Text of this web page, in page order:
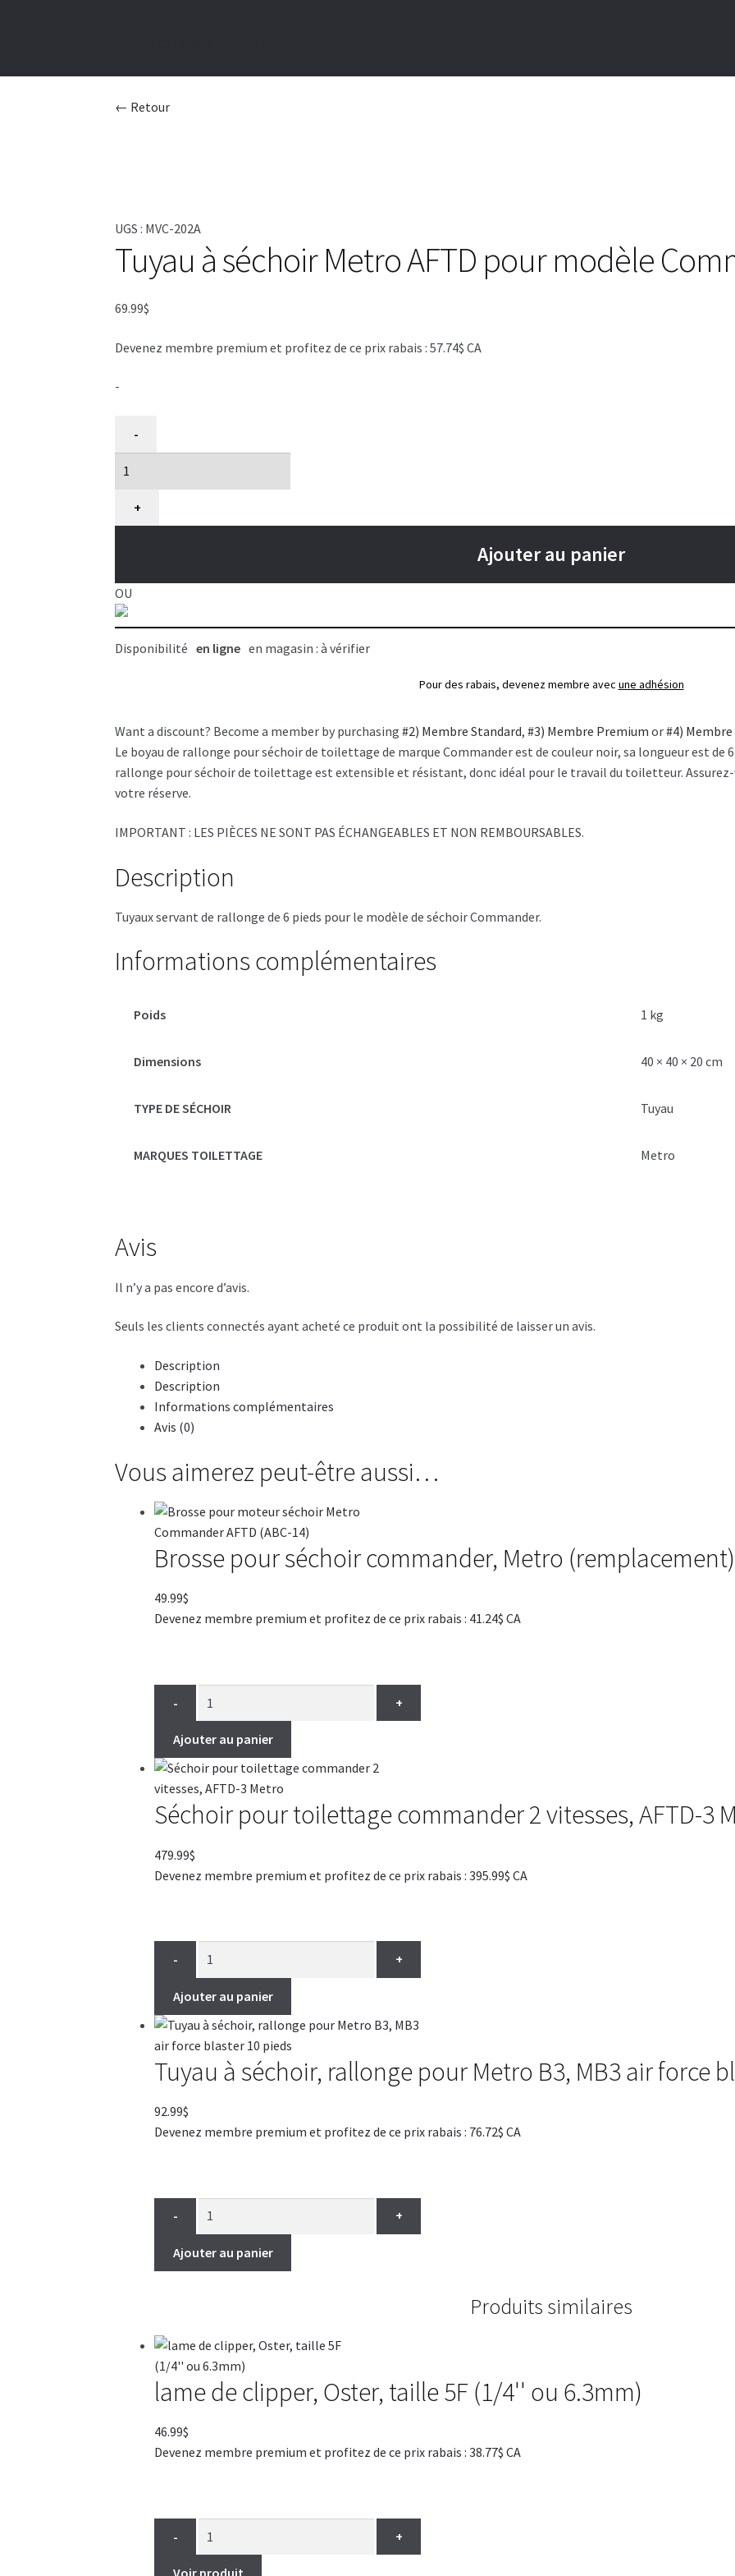
← Retour
UGS : MVC-202A
Tuyau à séchoir Metro AFTD pour modèle
69.99$
Devenez membre premium et profitez de ce prix rabais : 57.74$ CA
-
Tuyau
séchoir
Metro
modèle
Commander
-
+
Ajouter au panier
OU
Disponibilité en ligne en magasin : à vérifier
Pour des rabais, devenez membre avec une adhésion
Want a discount? Become a member by purchasing#2) Membre Standard,#3) Membre Premium or#4) Membre
Le boyau de rallonge pour séchoir de toilettage de marque Commander est de couleur noir, sa longueur est de
rallonge pour séchoir de toilettage est extensible et résistant, donc idéal pour le travail du toiletteur. Assurez-
votre réserve.
IMPORTANT : LES PIÈCES NE SONT PAS ÉCHANGEABLES ET NON REMBOURSABLES.
Description
Tuyaux servant de rallonge de 6 pieds pour le modèle de séchoir Commander.
Informations complémentaires
Poids 1 kg
Dimensions 40 × 40 × 20 cm
TYPE DE SÉCHOIR Tuyau
MARQUES TOILETTAGE Metro
Avis
Il n’y a pas encore d’avis.
Seuls les clients connectés ayant acheté ce produit ont la possibilité de laisser un avis.
Description
Description
Informations complémentaires
Avis (0)
Vous aimerez peut-être aussi…
Brosse pour séchoir commander, Metro (remplacement)
49.99$
Devenez membre premium et profitez de ce prix rabais : 41.24$ CA
- +
Ajouter au panier
Séchoir pour toilettage commander 2 vitesses, AFTD-3
479.99$
Devenez membre premium et profitez de ce prix rabais : 395.99$ CA
- +
Ajouter au panier
Tuyau à séchoir, rallonge pour Metro B3, MB3 air force
92.99$
Devenez membre premium et profitez de ce prix rabais : 76.72$ CA
- +
Ajouter au panier
Produits similaires
lame de clipper, Oster, taille 5F (1/4'' ou 6.3mm)
46.99$
Devenez membre premium et profitez de ce prix rabais : 38.77$ CA
- +